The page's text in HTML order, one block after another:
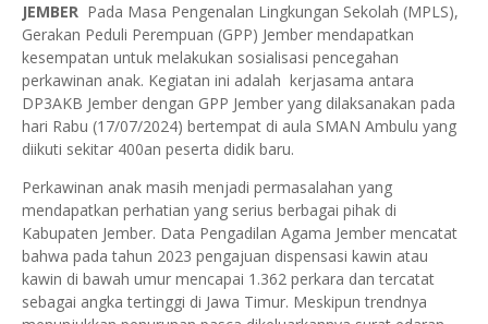
JEMBER Pada Masa Pengenalan Lingkungan Sekolah (MPLS),
Gerakan Peduli Perempuan (GPP) Jember mendapatkan
kesempatan untuk melakukan sosialisasi pencegahan
perkawinan anak. Kegiatan ini adalah kerjasama antara
DP3AKB Jember dengan GPP Jember yang dilaksanakan pada
hari Rabu (17/07/2024) bertempat di aula SMAN Ambulu yang
diikuti sekitar 400an peserta didik baru.
Perkawinan anak masih menjadi permasalahan yang
mendapatkan perhatian yang serius berbagai pihak di
Kabupaten Jember. Data Pengadilan Agama Jember mencatat
bahwa pada tahun 2023 pengajuan dispensasi kawin atau
kawin di bawah umur mencapai 1.362 perkara dan tercatat
sebagai angka tertinggi di Jawa Timur. Meskipun trendnya